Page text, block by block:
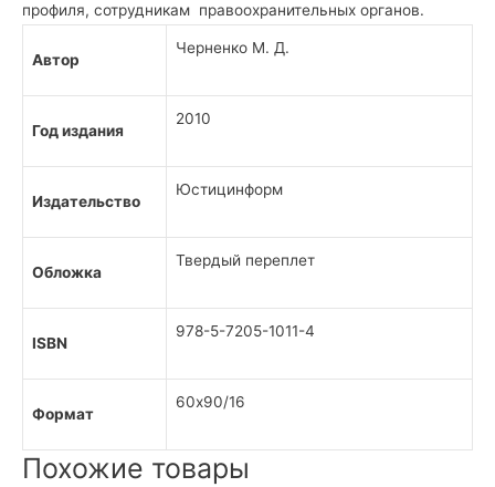
профиля, сотрудникам правоохранительных органов.
Автор
Черненко М. Д.
Год издания
2010
Издательство
Юстицинформ
Обложка
Твердый переплет
ISBN
978-5-7205-1011-4
Формат
60х90/16
Похожие товары